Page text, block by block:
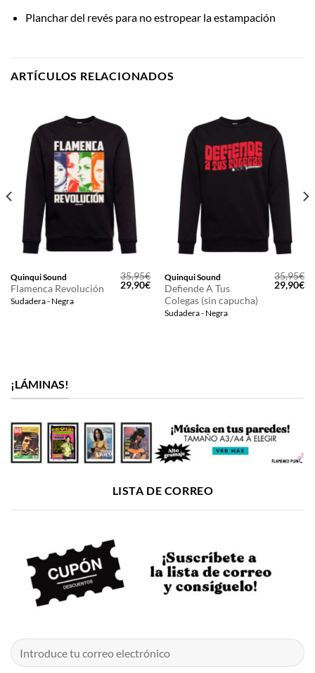
Planchar del revés para no estropear la estampación
ARTÍCULOS RELACIONADOS
Quinqui Sound
Flamenca Revolución
Sudadera - Negra
35,95€
El
precio
29,90€El
precio
actual
Quinqui Sound
Defiende A Tus
Colegas (sin capucha)
Sudadera - Negra
35,95€
El
precio
29,90€El
¡LÁMINAS!
LISTA DE CORREO